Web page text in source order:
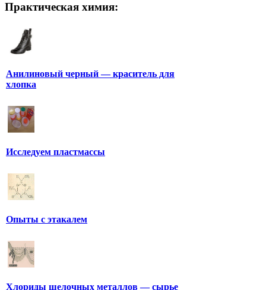
Практическая химия:
Анилиновый черный — краситель для
хлопка
Исследуем пластмассы
Опыты с этакалем
Хлориды щелочных металлов — сырье